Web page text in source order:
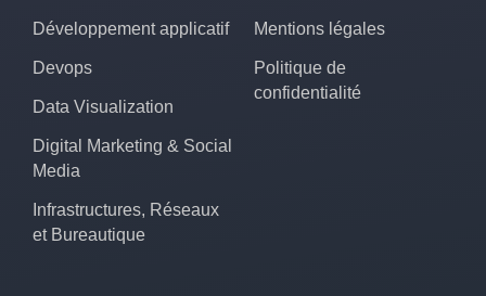
Développement applicatif
Devops
Data Visualization
Digital Marketing & Social
Media
Infrastructures, Réseaux
et Bureautique
Mentions légales
Politique de
confidentialité